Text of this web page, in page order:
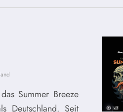
Summer Breeze
Deutschland. Seit